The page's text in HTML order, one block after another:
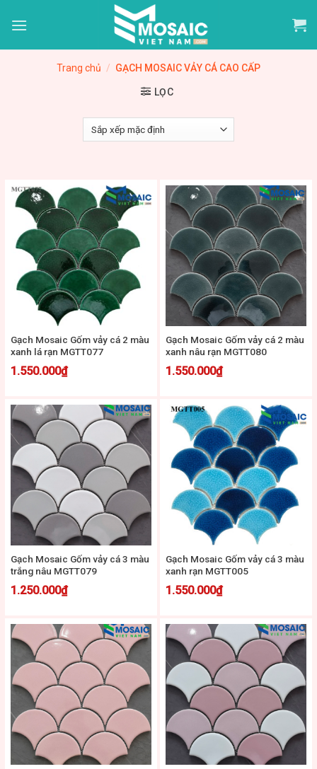
Trang chủ / GẠCH MOSAIC VẢY CÁ CAO CẤP
LỌC
Gạch Mosaic Gốm vảy cá 2 màu
xanh lá rạn MGTT077
1.550.000₫
Gạch Mosaic Gốm vảy cá 2 màu
xanh nâu rạn MGTT080
1.550.000₫
Gạch Mosaic Gốm vảy cá 3 màu
trắng nâu MGTT079
1.250.000₫
Gạch Mosaic Gốm vảy cá 3 màu
xanh rạn MGTT005
1.550.000₫